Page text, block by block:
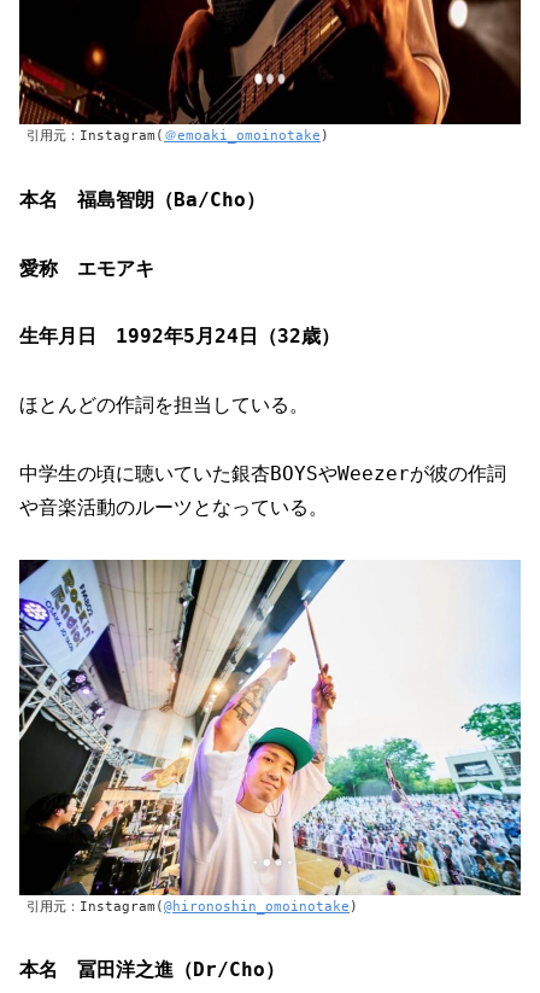
引用元：Instagram( ＠emoaki_omoinotake )
本名 福島智朗（Ba/Cho）
愛称 エモアキ
生年月日 1992年5月24日（32歳）
ほとんどの作詞を担当している。
中学生の頃に聴いていた銀杏BOYSやWeezerが彼の作詞
や音楽活動のルーツとなっている。
引用元：Instagram(@hironoshin_omoinotake )
本名 冨田洋之進（ Dr/Cho）